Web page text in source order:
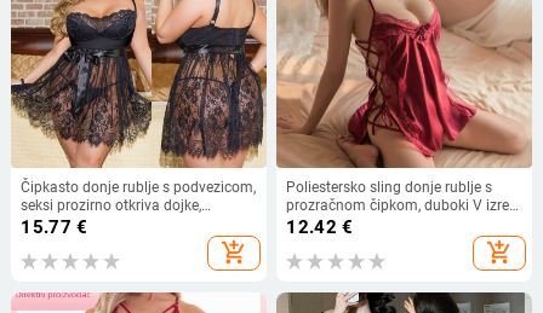
Čipkasto donje rublje s podvezicom,
seksi prozirno otkriva dojke,
europski stil (Čipka; Stil: otkriva
dojke; Poliester 90-95%; Tanka
tkanina 121-140 g/m²)
15.77 €
add_shopping_cart
Poliestersko sling donje rublje s
prozračnom čipkom, duboki V izrez
i haljina s naramenicama (90–95%
poliester; tanak materijal 121–140
g/m²; izlazak zima 2024; MOQ 50)
12.42 €
add_shopping_cart